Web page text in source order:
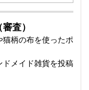
（審査）
柄の布を使ったポ
メイド雑貨を投稿